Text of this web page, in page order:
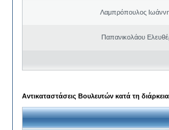
Λαμπρόπουλος
Παπανικολάου
Αντικαταστάσεις Βουλευτών κατά τη